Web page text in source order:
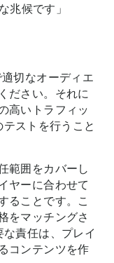
兆候です」
切なオーディエ
ださい。それに
高いトラフィッ
ストを行うこと
範囲をカバーし
ヤーに合わせて
ることです。こ
をマッチングさ
責任は、プレイ
コンテンツを作